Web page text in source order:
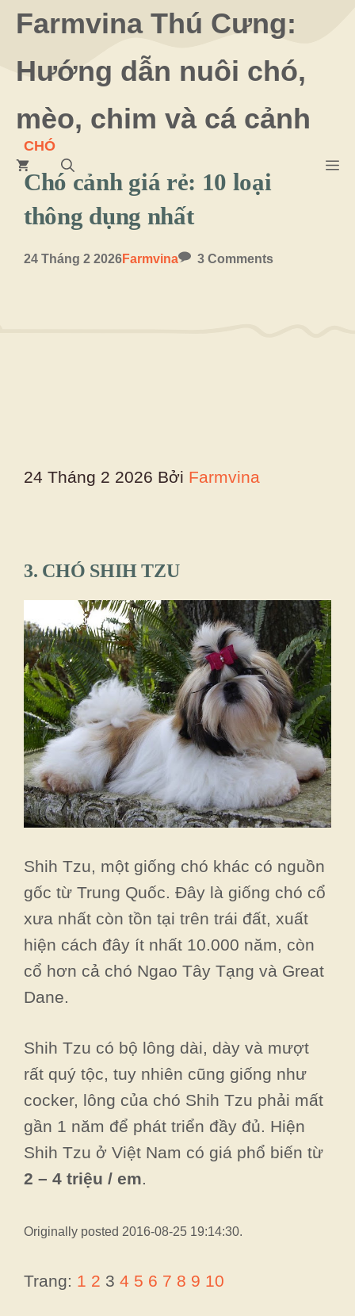
Chuyển
đến
nội
Farmvina Thú Cưng:
Hướng dẫn nuôi chó,
mèo, chim và cá cảnh
CHÓ
Chó cảnh giá rẻ: 10 loại
thông dụng nhất
24 Tháng 2 2026Farmvina 3 Comments
24 Tháng 2 2026 Bởi Farmvina
3. CHÓ SHIH TZU
Shih Tzu, một giống chó khác có nguồn
gốc từ Trung Quốc. Đây là giống chó cổ
xưa nhất còn tồn tại trên trái đất, xuất
hiện cách đây ít nhất 10.000 năm, còn
cổ hơn cả chó Ngao Tây Tạng và Great
Dane.
Shih Tzu có bộ lông dài, dày và mượt
rất quý tộc, tuy nhiên cũng giống như
cocker, lông của chó Shih Tzu phải mất
gần 1 năm để phát triển đầy đủ. Hiện
Shih Tzu ở Việt Nam có giá phổ biến từ
2 – 4 triệu / em.
Originally posted 2016-08-25 19:14:30.
Trang: 1 2 3 4 5 6 7 8 9 10